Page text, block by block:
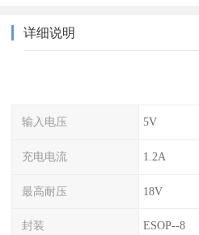
详细说明
输入电压 5V
充电电流 1.2A
最高耐压 18V
封装 ESOP--8